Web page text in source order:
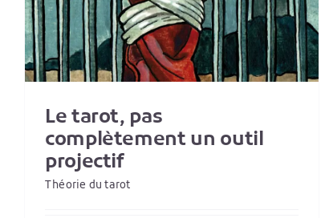
Le tarot, pas
complètement un outil
projectif
Théorie du tarot